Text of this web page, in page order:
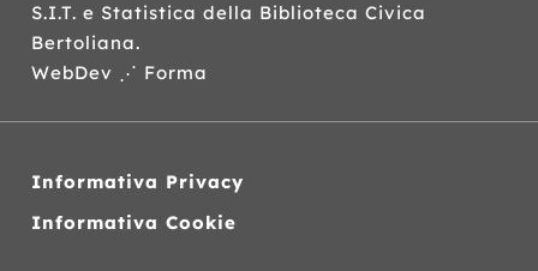
S.I.T. e Statistica della Biblioteca Civica
Bertoliana.
WebDev ⋰ Forma
Informativa Privacy
Informativa Cookie